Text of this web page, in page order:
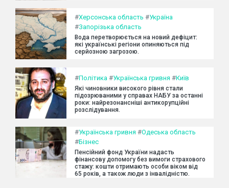
#Херсонська область #Україна
#Запорізька область
Вода перетворюється на новий дефіцит:
які українські регіони опиняються під
серйозною загрозою.
#Політика #Українська гривня #Київ
Які чиновники високого рівня стали
підозрюваними у справах НАБУ за останні
роки: найрезонансніші антикорупційні
розслідування.
#Українська гривня #Одеська область
#Бізнес
Пенсійний фонд України надасть
фінансову допомогу без вимоги страхового
стажу: кошти отримають особи віком від
65 років, а також люди з інвалідністю.